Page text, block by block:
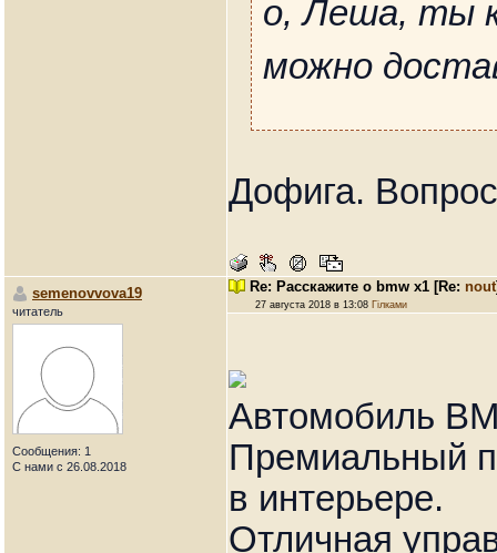
о, Леша, ты
можно
Дофига.
semenovvova19
читатель
Сообщения: 1
С нами с 26.08.2018
Re: Расскажите о bmw x1 [Re: nout
27 августа 2018 в 13:08 Гілками
Автомобиль
Премиальный
в интерьере.
Отличная